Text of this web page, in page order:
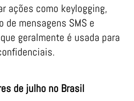
ações como keylogging,
de mensagens SMS e
geralmente é usada para
de julho no Brasil